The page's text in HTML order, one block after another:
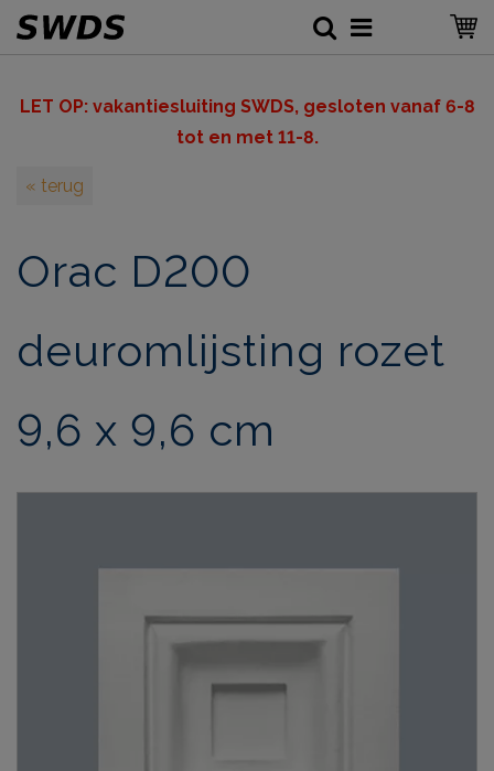
LET OP: vakantiesluiting SWDS, gesloten vanaf 6-8
tot en met 11-8.
« terug
Orac D200
deuromlijsting rozet
9,6 x 9,6 cm